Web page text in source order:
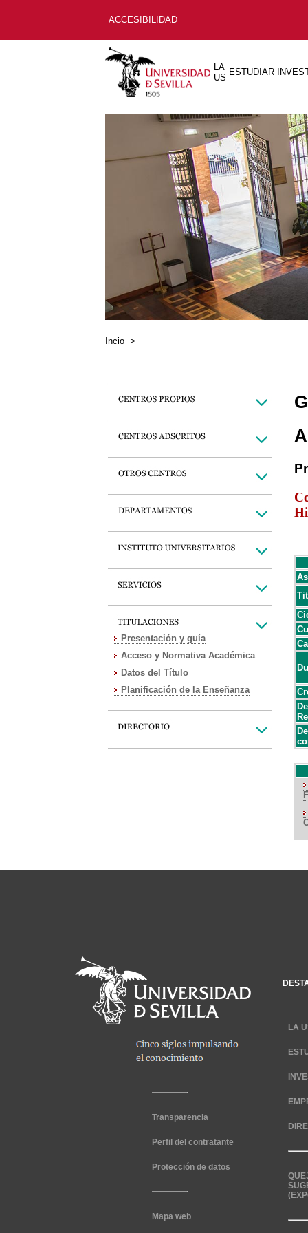
ACCESIBILIDAD
LA
US
ESTUDIAR
Incio >
Presentación y guía
Acceso y Normativa Académica
Datos del Título
Planificación de la Enseñanza
Transparencia
Perfil del contratante
Protección de datos
Mapa web
LA